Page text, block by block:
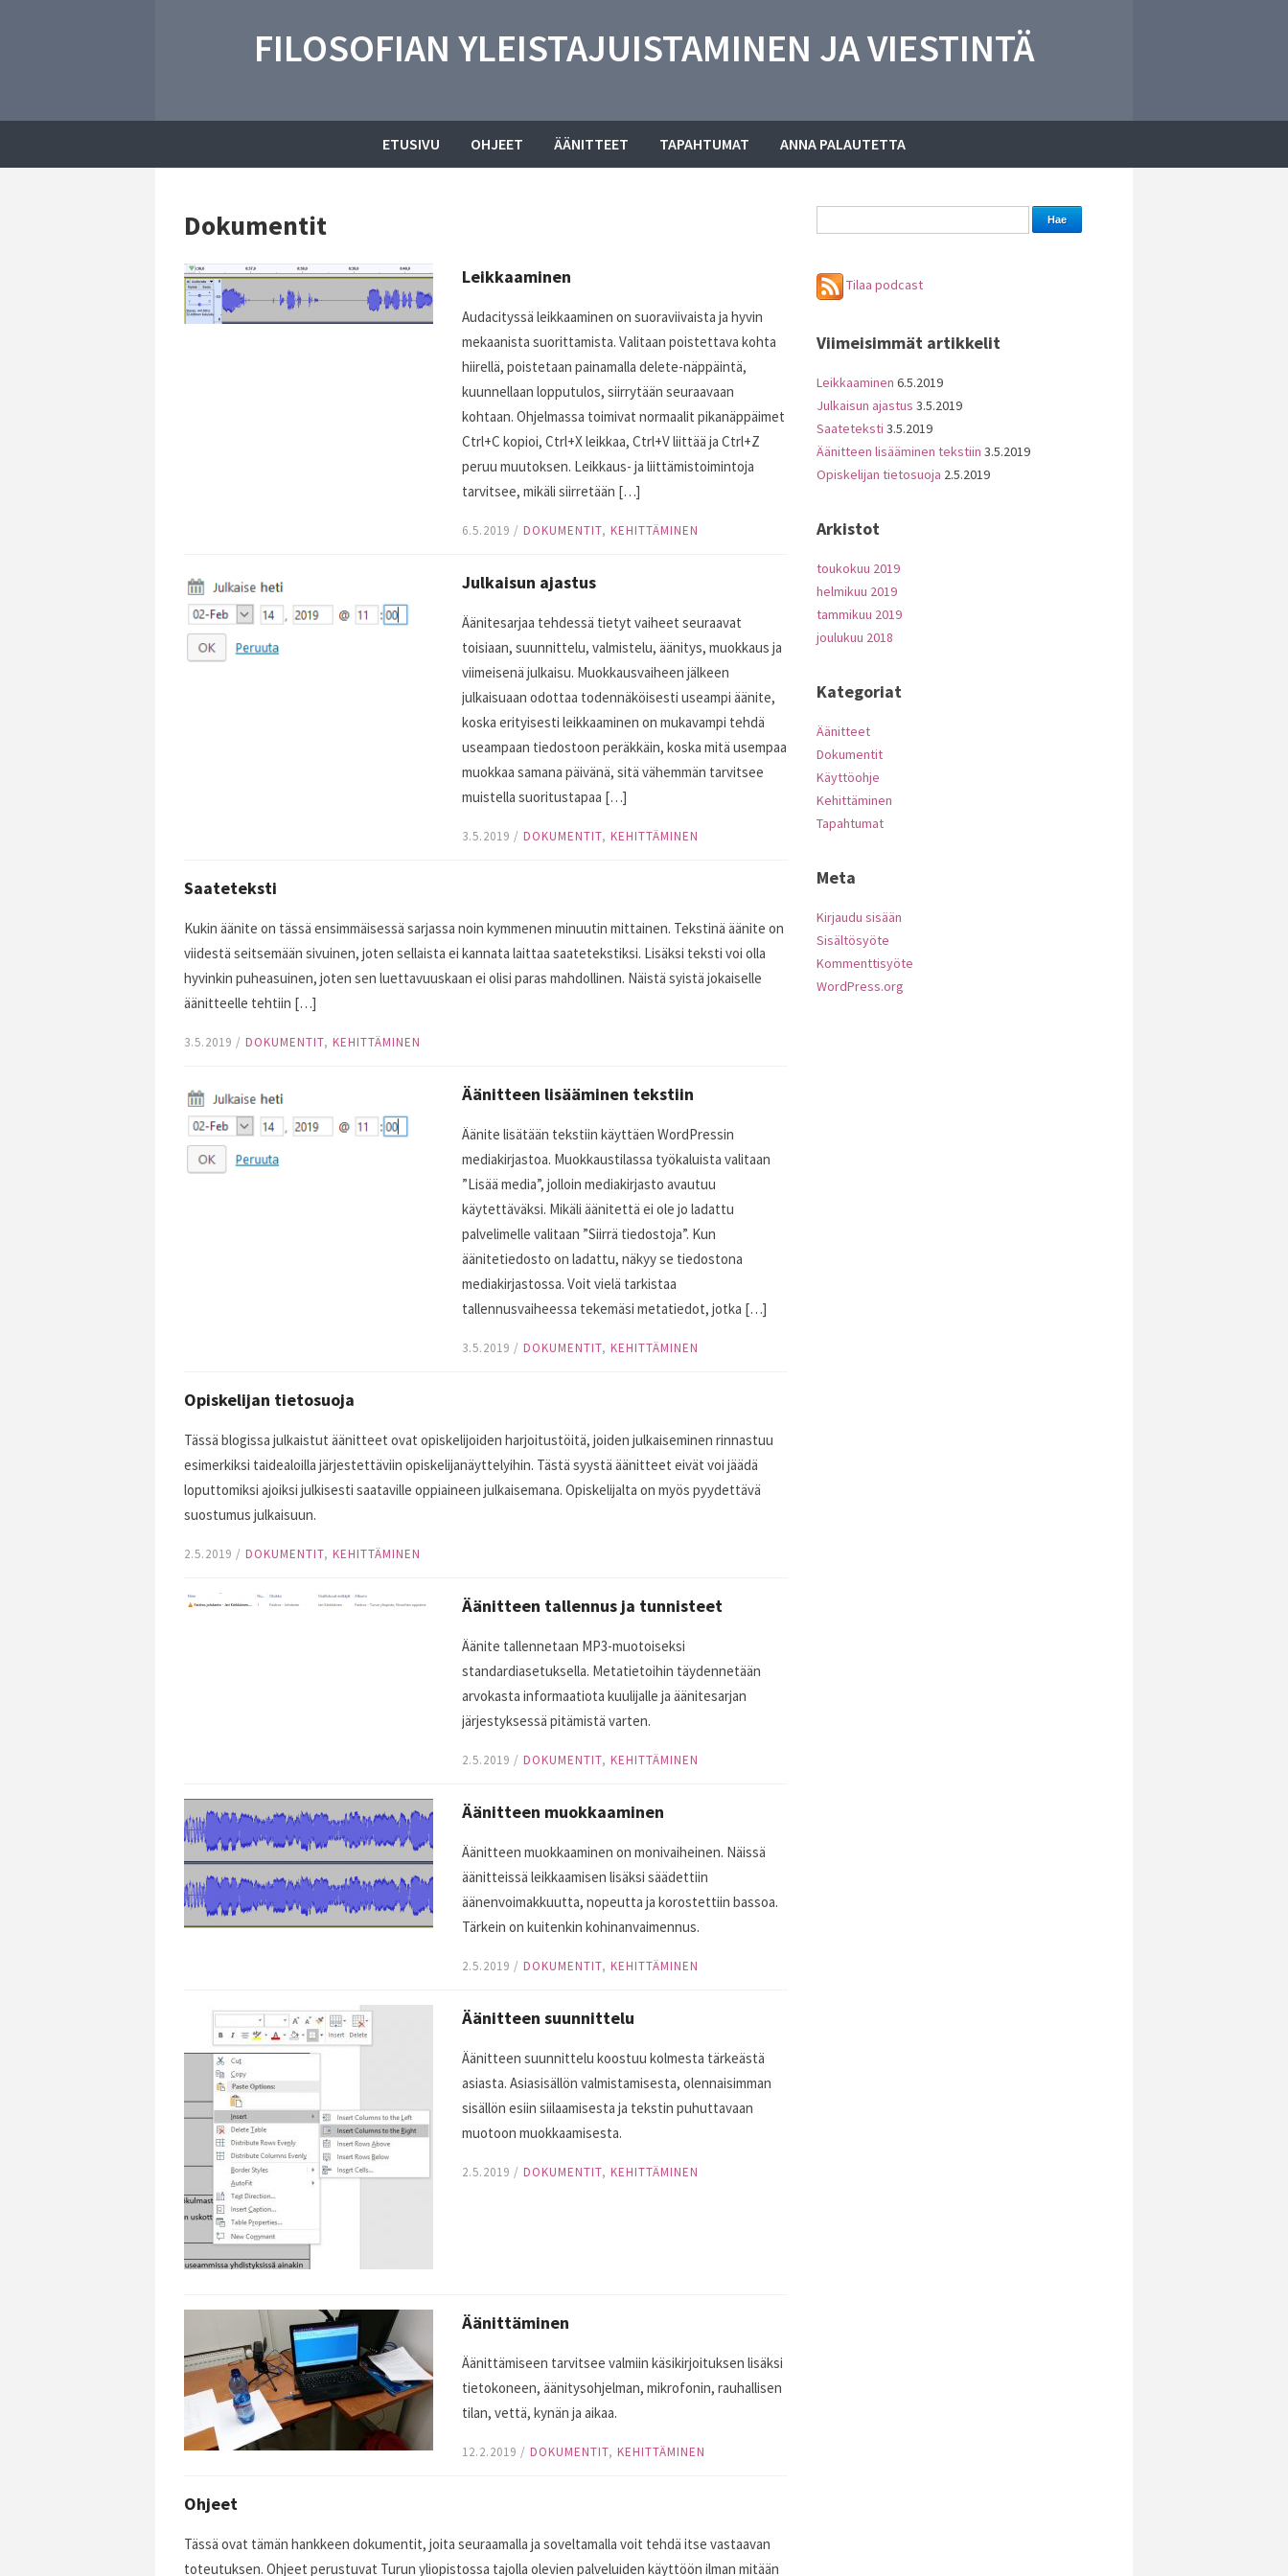
FILOSOFIAN YLEISTAJUISTAMINEN JA VIESTINTÄ
ETUSIVU OHJEET ÄÄNITTEET TAPAHTUMAT ANNA PALAUTETTA
Dokumentit
Leikkaaminen
Audacityssä leikkaaminen on suoraviivaista ja hyvin
mekaanista suorittamista. Valitaan poistettava kohta
hiirellä, poistetaan painamalla delete-näppäintä,
kuunnellaan lopputulos, siirrytään seuraavaan
kohtaan. Ohjelmassa toimivat normaalit pikanäppäimet
Ctrl+C kopioi, Ctrl+X leikkaa, Ctrl+V liittää ja Ctrl+Z
peruu muutoksen. Leikkaus- ja liittämistoimintoja
tarvitsee, mikäli siirretään […]
6.5.2019 / DOKUMENTIT, KEHITTÄMINEN
Julkaisun ajastus
Äänitesarjaa tehdessä tietyt vaiheet seuraavat
toisiaan, suunnittelu, valmistelu, äänitys, muokkaus ja
viimeisenä julkaisu. Muokkausvaiheen jälkeen
julkaisuaan odottaa todennäköisesti useampi äänite,
koska erityisesti leikkaaminen on mukavampi tehdä
useampaan tiedostoon peräkkäin, koska mitä usempaa
muokkaa samana päivänä, sitä vähemmän tarvitsee
muistella suoritustapaa […]
3.5.2019 / DOKUMENTIT, KEHITTÄMINEN
Saateteksti
Kukin äänite on tässä ensimmäisessä sarjassa noin kymmenen minuutin mittainen. Tekstinä äänite on
viidestä seitsemään sivuinen, joten sellaista ei kannata laittaa saatetekstiksi. Lisäksi teksti voi olla
hyvinkin puheasuinen, joten sen luettavuuskaan ei olisi paras mahdollinen. Näistä syistä jokaiselle
äänitteelle tehtiin […]
3.5.2019 / DOKUMENTIT, KEHITTÄMINEN
Äänitteen lisääminen tekstiin
Äänite lisätään tekstiin käyttäen WordPressin
mediakirjastoa. Muokkaustilassa työkaluista valitaan
”Lisää media”, jolloin mediakirjasto avautuu
käytettäväksi. Mikäli äänitettä ei ole jo ladattu
palvelimelle valitaan ”Siirrä tiedostoja”. Kun
äänitetiedosto on ladattu, näkyy se tiedostona
mediakirjastossa. Voit vielä tarkistaa
tallennusvaiheessa tekemäsi metatiedot, jotka […]
3.5.2019 / DOKUMENTIT, KEHITTÄMINEN
Opiskelijan tietosuoja
Tässä blogissa julkaistut äänitteet ovat opiskelijoiden harjoitustöitä, joiden julkaiseminen rinnastuu
esimerkiksi taidealoilla järjestettäviin opiskelijanäyttelyihin. Tästä syystä äänitteet eivät voi jäädä
loputtomiksi ajoiksi julkisesti saataville oppiaineen julkaisemana. Opiskelijalta on myös pyydettävä
suostumus julkaisuun.
2.5.2019 / DOKUMENTIT, KEHITTÄMINEN
Äänitteen tallennus ja tunnisteet
Äänite tallennetaan MP3-muotoiseksi
standardiasetuksella. Metatietoihin täydennetään
arvokasta informaatiota kuulijalle ja äänitesarjan
järjestyksessä pitämistä varten.
2.5.2019 / DOKUMENTIT, KEHITTÄMINEN
Äänitteen muokkaaminen
Äänitteen muokkaaminen on monivaiheinen. Näissä
äänitteissä leikkaamisen lisäksi säädettiin
äänenvoimakkuutta, nopeutta ja korostettiin bassoa.
Tärkein on kuitenkin kohinanvaimennus.
2.5.2019 / DOKUMENTIT, KEHITTÄMINEN
Äänitteen suunnittelu
Äänitteen suunnittelu koostuu kolmesta tärkeästä
asiasta. Asiasisällön valmistamisesta, olennaisimman
sisällön esiin siilaamisesta ja tekstin puhuttavaan
muotoon muokkaamisesta.
2.5.2019 / DOKUMENTIT, KEHITTÄMINEN
Äänittäminen
Äänittämiseen tarvitsee valmiin käsikirjoituksen lisäksi
tietokoneen, äänitysohjelman, mikrofonin, rauhallisen
tilan, vettä, kynän ja aikaa.
12.2.2019 / DOKUMENTIT, KEHITTÄMINEN
Ohjeet
Tässä ovat tämän hankkeen dokumentit, joita seuraamalla ja soveltamalla voit tehdä itse vastaavan
toteutuksen. Ohjeet perustuvat Turun yliopistossa tajolla olevien palveluiden käyttöön ilman mitään
Tilaa podcast
Viimeisimmät artikkelit
Leikkaaminen 6.5.2019
Julkaisun ajastus 3.5.2019
Saateteksti 3.5.2019
Äänitteen lisääminen tekstiin 3.5.2019
Opiskelijan tietosuoja 2.5.2019
Arkistot
toukokuu 2019
helmikuu 2019
tammikuu 2019
joulukuu 2018
Kategoriat
Äänitteet
Dokumentit
Käyttöohje
Kehittäminen
Tapahtumat
Meta
Kirjaudu sisään
Sisältösyöte
Kommenttisyöte
WordPress.org